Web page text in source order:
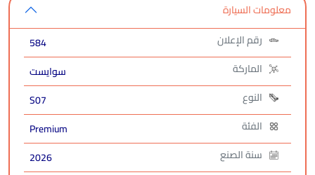
معلومات السيارة
رقم الإعلان
584
الماركة
سوايست
النوع
S07
الفئة
Premium
سنة الصنع
2026